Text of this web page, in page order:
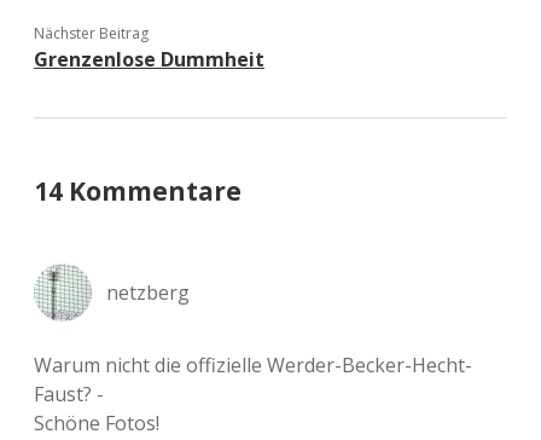
Nächster Beitrag
Grenzenlose Dummheit
14 Kommentare
netzberg
Warum nicht die offizielle Werder-Becker-Hecht-
Faust? -
Schöne Fotos!